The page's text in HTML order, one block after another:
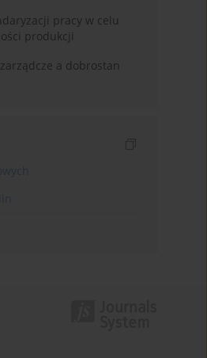
pracy w celu
produkcji
a dobrostan